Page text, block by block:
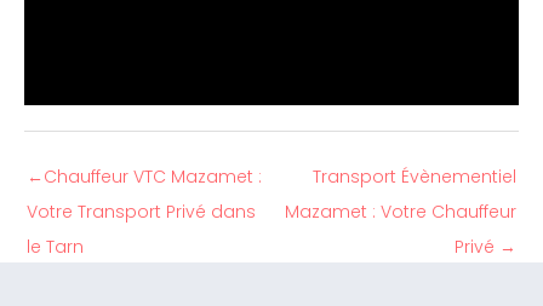
← Chauffeur VTC Mazamet :
Votre Transport Privé dans
le Tarn
Transport Évènementiel
Mazamet : Votre Chauffeur
Privé →